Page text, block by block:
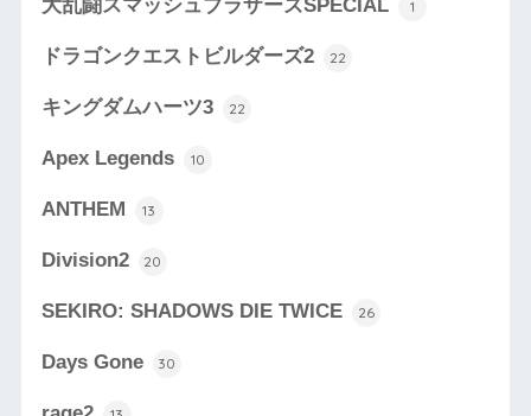
大乱闘スマッシュブラザーズSPECIAL 1
ドラゴンクエストビルダーズ2 22
キングダムハーツ3 22
Apex Legends 10
ANTHEM 13
Division2 20
SEKIRO: SHADOWS DIE TWICE 26
Days Gone 30